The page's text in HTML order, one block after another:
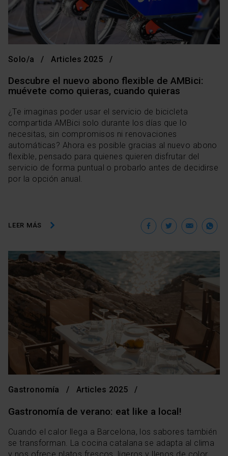
funcionamiento de la web y, por tanto, si no las aceptas,
no puedes empezar a navegar. Solo puedes consultar
nuestraPolítica de cookies
podrás modificar tu selección de cookies seleccionando
menú de la parte inferior de la web.
Solo/a Articles 2025
Descubre el nuevo abono flexible de AMBici:
muévete como quieras, cuando quieras
¿Te imaginas poder usar el servicio de bicicleta
compartida AMBici solo durante los días que lo
necesitas, sin compromisos ni renovaciones
automáticas? Ahora es posible gracias al nuevo abono
flexible, pensado para quienes quieren disfrutar del
servicio de forma puntual o probarlo antes de decidirse
por la opción anual.
LEER MÁS Facebook
Twitter
Gastronomía Articles 2025
Gastronomía de verano: eat like a local!
Cuando el calor llega a Barcelona, los sabores también
se transforman. La cocina catalana se adapta al clima